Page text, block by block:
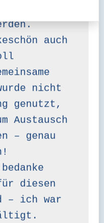
auch
nicht
genutzt,
Austausch
– genau
diesen
– ich war